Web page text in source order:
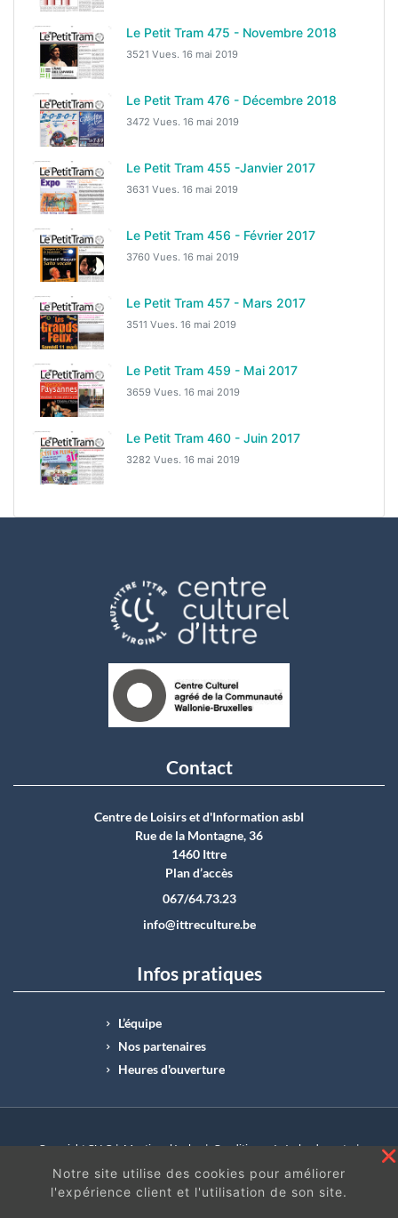
Le Petit Tram 475 - Novembre 2018
3521 Vues. 16 mai 2019
Le Petit Tram 476 - Décembre 2018
3472 Vues. 16 mai 2019
Le Petit Tram 455 -Janvier 2017
3631 Vues. 16 mai 2019
Le Petit Tram 456 - Février 2017
3760 Vues. 16 mai 2019
Le Petit Tram 457 - Mars 2017
3511 Vues. 16 mai 2019
Le Petit Tram 459 - Mai 2017
3659 Vues. 16 mai 2019
Le Petit Tram 460 - Juin 2017
3282 Vues. 16 mai 2019
Contact
Centre de Loisirs et d'Information asbI
Rue de la Montagne, 36
1460 Ittre
Plan d’accès
067/64.73.23
info@ittreculture.be
Infos pratiques
L’équipe
Nos partenaires
Heures d'ouverture
Copyright CLI © | Mentions légales | Conditions générales de vente |
N°Entreprise : BE0414.742.009 |
BE50 0012 6285 4518
Notre site utilise des cookies pour améliorer
l'expérience client et l'utilisation de son site.